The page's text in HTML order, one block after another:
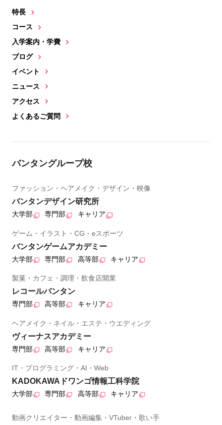
特長
コース
入学案内・学費
ブログ
イベント
ニュース
アクセス
よくあるご質問
バンタングループ校
ファッション・ヘアメイク・デザイン・映像
バンタンデザイン研究所
大学部 専門部 キャリア
ゲーム・イラスト・CG・eスポーツ
バンタンゲームアカデミー
大学部 専門部 高等部 キャリア
製菓・カフェ・調理・飲食店開業
レコールバンタン
専門部 高等部 キャリア
ヘアメイク・ネイル・エステ・ウエディング
ヴィーナスアカデミー
専門部 高等部 キャリア
IT・プログラミング・AI・Web
KADOKAWAドワンゴ情報工科学院
大学部 専門部 高等部 キャリア
動画クリエイター・動画編集・VTuber・歌い手